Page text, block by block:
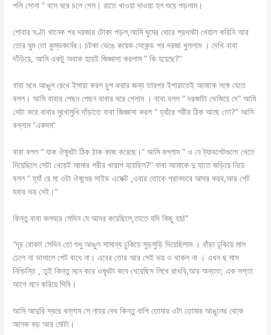
পলি সোনা “ বলে ঘরে চলে গেল। রাতে খাওয়া দাওয়া হল শুয়ে পড়লাম।
শোবার ঘণ্টা খানেক পর দরজায় টোকা পড়ল,আমি ঘুমের ঘোরে প্রথমটা খেয়াল করিনি আর
তোর ঘুম তো কুম্ভকর্নের। চটকা ভেঙে কয়েক সেকেন্ড পর দরজা খুললাম । দেখি বাবা
দাঁড়িয়ে, আমি একটু অবাক হয়েই জিজ্ঞাসা করলাম “ কি হয়েছে?”
বাবা মখে আঙুল রেখে ইসারা করল চুপ করার জন্য তারপর ইশারাতেই আমাকে সঙ্গে যেতে
বলল। আমি বাবার পেছন পেছন বাবার ঘরে গেলাম । বাবা বলল “ দরজাটা ভেজিয়ে দে” আমি
সেটা করে বাবার মুখোমুখি দাঁড়াতে বাবা জিজ্ঞাসা করল “ হ্যাঁরে শরীর ঠিক আছে তো?” আমি
বল্লাম “একদম”
বাবা বলল “ যাক ঔষুধটা ঠিক ঠাক কাজ করেছে।“ আমি বল্লাম “ ও যে ট্যাবলেটগুলো খেতে
দিয়েছিলে সেটা খেয়েই আমার শরীর খারাপ হয়েছিল?” বাবা আমাকে দু হাতে জড়িয়ে নিয়ে
বলল “ হ্যাঁ রে মা ওটা ঔষূধের সাইড এফেক্ট ,এবার তোকে প্রানভরে আদর করব,আর পেট
হবার ভয় নেই।“
কিন্তু বাবা কলঘরে সেদিন যে আদর করেছিলে,তাতে যদি কিছু হয়!”
“দূর বোকা! সেদিন তো শুধু আঙুল সামান্য ঢুকিয়ে সুড়সুড়ি দিয়েছিলাম । বাঁড়া ঢূকিয়ে মাল
ঢেলে না ভাসালে পেট বাধে না। এবের তোর আর সেই ভয় ও থাকল না । এখন ছ মাস
নিশ্চিন্তি , তুই কিন্তু মনে করে ওষূধটা কবে খেয়েছিস লিখে রাখবি,আর অন্তত; এক সপ্তা
আগে মনে করিয়ে দিবি।
আমি আদুরি স্বরে বল্লাম সে নাহয় দেব কিন্তু বাপি তোমার ওটা তোমার আঙুলের থেকে
অনেক বড় আর মোটা।